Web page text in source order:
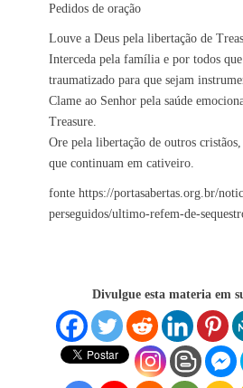
Pedidos de oração
Louve a Deus pela libertação de
Interceda pela família e por todos
traumatizado para que sejam
Clame ao Senhor pela saúde
Treasure.
Ore pela libertação de outros
que continuam em cativeiro.
fonte https://portasabertas.org.br/
perseguidos/ultimo-refem-de-
Divulgue esta materia em